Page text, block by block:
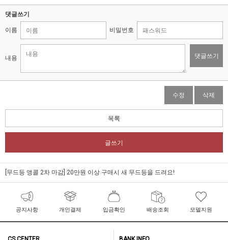
댓글쓰기
이름 비밀번호
내용 댓글쓰기
수정 삭제
목록
글쓰기
[무드등 앵콜 2차 마감] 20만원 이상 구매시 새 무드등을 드려요!
공지사항 개인결제 입금확인 배송조회 모델지원